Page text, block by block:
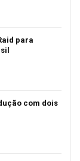
para
com dois